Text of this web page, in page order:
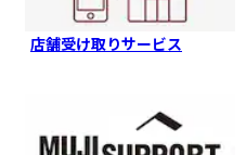
店舗受け取りサービス